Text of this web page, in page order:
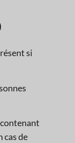
si
cas de